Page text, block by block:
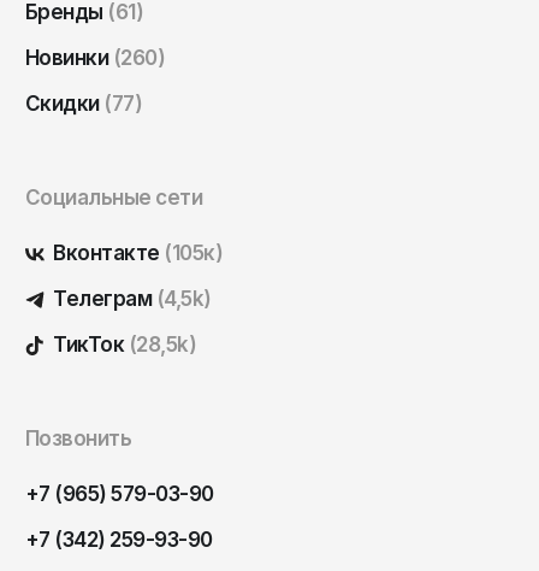
Бренды (61)
Новинки (260)
Скидки (77)
Социальные сети
Вконтакте (105к)
Телеграм (4,5k)
ТикТок (28,5k)
Позвонить
+7 (965) 579-03-90
+7 (342) 259-93-90
Саратов
Севастополь
Сергиев Посад
Смоленск
Ставрополь
Старый Оскол
Стерлитамак
Тамбов
Томск